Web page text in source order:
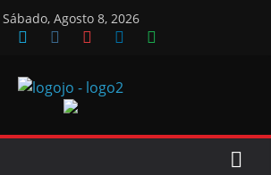
Sábado, Agosto 8, 2026
Jornal